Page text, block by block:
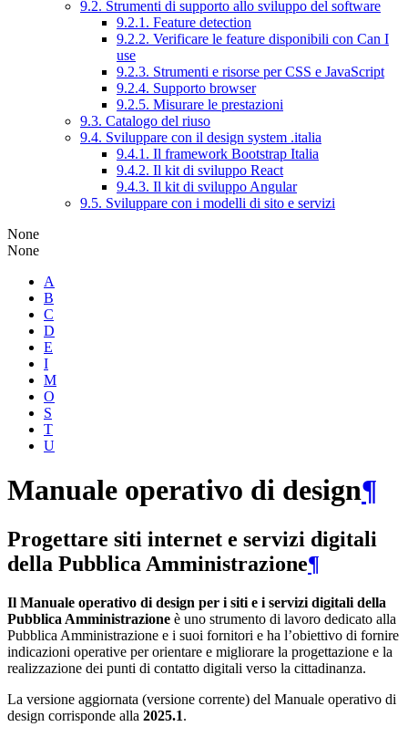
9.2. Strumenti di supporto allo sviluppo del software
9.2.1. Feature detection
9.2.2. Verificare le feature disponibili con Can I
use
9.2.3. Strumenti e risorse per CSS e JavaScript
9.2.4. Supporto browser
9.2.5. Misurare le prestazioni
9.3. Catalogo del riuso
9.4. Sviluppare con il design system .italia
9.4.1. Il framework Bootstrap Italia
9.4.2. Il kit di sviluppo React
9.4.3. Il kit di sviluppo Angular
9.5. Sviluppare con i modelli di sito e servizi
None
None
A
B
C
D
E
I
M
O
S
T
U
Manuale operativo di design¶
Progettare siti internet e servizi digitali
della Pubblica Amministrazione¶
Il Manuale operativo di design per i siti e i servizi digitali della
Pubblica Amministrazione è uno strumento di lavoro dedicato alla
Pubblica Amministrazione e i suoi fornitori e ha l’obiettivo di fornire
indicazioni operative per orientare e migliorare la progettazione e la
realizzazione dei punti di contatto digitali verso la cittadinanza.
La versione aggiornata (versione corrente) del Manuale operativo di
design corrisponde alla 2025.1.